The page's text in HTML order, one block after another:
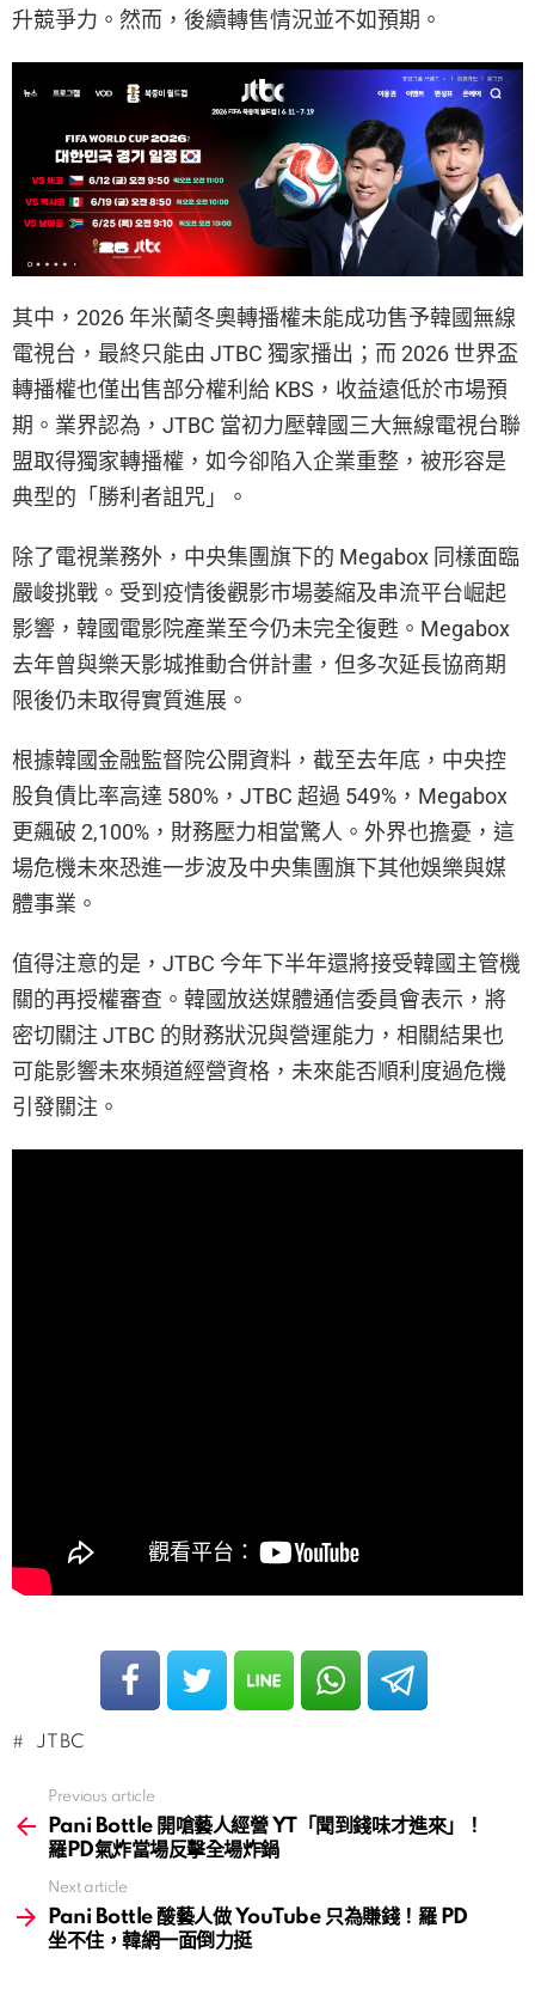
升競爭力。然而，後續轉售情況並不如預期。
其中，2026 年米蘭冬奧轉播權未能成功售予韓國無線
電視台，最終只能由 JTBC 獨家播出；而 2026 世界盃
轉播權也僅出售部分權利給 KBS，收益遠低於市場預
期。業界認為，JTBC 當初力壓韓國三大無線電視台聯
盟取得獨家轉播權，如今卻陷入企業重整，被形容是
典型的「勝利者詛咒」。
除了電視業務外，中央集團旗下的 Megabox 同樣面臨
嚴峻挑戰。受到疫情後觀影市場萎縮及串流平台崛起
影響，韓國電影院產業至今仍未完全復甦。Megabox
去年曾與樂天影城推動合併計畫，但多次延長協商期
限後仍未取得實質進展。
根據韓國金融監督院公開資料，截至去年底，中央控
股負債比率高達 580%，JTBC 超過 549%，Megabox
更飆破 2,100%，財務壓力相當驚人。外界也擔憂，這
場危機未來恐進一步波及中央集團旗下其他娛樂與媒
體事業。
值得注意的是，JTBC 今年下半年還將接受韓國主管機
關的再授權審查。韓國放送媒體通信委員會表示，將
密切關注 JTBC 的財務狀況與營運能力，相關結果也
可能影響未來頻道經營資格，未來能否順利度過危機
引發關注。
JTBC
more
Previous article
Pani Bottle 開嗆藝人經營 YT「聞到錢味才進來」！
羅PD氣炸當場反擊全場炸鍋
Next article
Pani Bottle 酸藝人做 YouTube 只為賺錢！羅 PD
坐不住，韓網一面倒力挺